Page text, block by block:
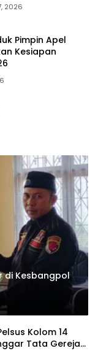
2026
Pimpin Apel
Kesiapan
di Kesbangpol
Kolom 14
Tata Gereja
Hukum